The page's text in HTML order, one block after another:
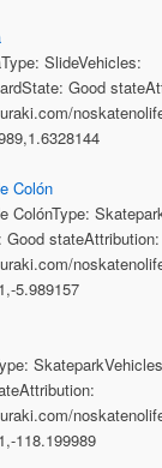
SlideVehicles:
Good
Colón
ColónType:
Good stateAttribution:
5.989157
118.199989